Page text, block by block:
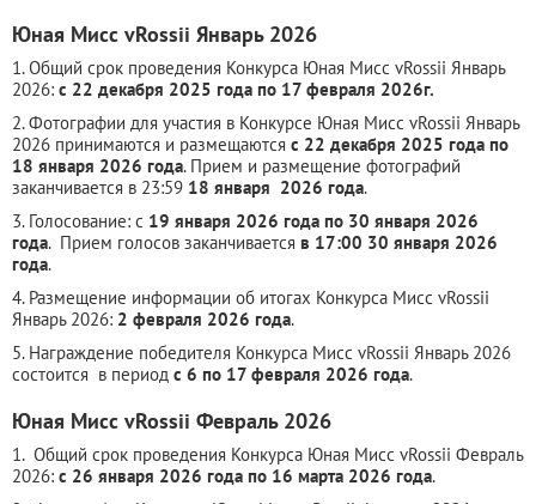
Юная Мисс vRossii Январь 2026
1. Общий срок проведения Конкурса Юная Мисс vRossii Январь
2026: с 22 декабря 2025 года по 17 февраля 2026г.
2. Фотографии для участия в Конкурсе Юная Мисс vRossii Январь
2026 принимаются и размещаются с 22 декабря 2025 года по
18 января 2026 года. Прием и размещение фотографий
заканчивается в 23:59 18 января 2026 года.
3. Голосование: с 19 января 2026 года по 30 января 2026
года. Прием голосов заканчивается в 17:00 30 января 2026
года.
4. Размещение информации об итогах Конкурса Мисс vRossii
Январь 2026: 2 февраля 2026 года.
5. Награждение победителя Конкурса Мисс vRossii Январь 2026
состоится в период с 6 по 17 февраля 2026 года.
Юная Мисс vRossii Февраль 2026
1. Общий срок проведения Конкурса Юная Мисс vRossii Февраль
2026: с 26 января 2026 года по 16 марта 2026 года.